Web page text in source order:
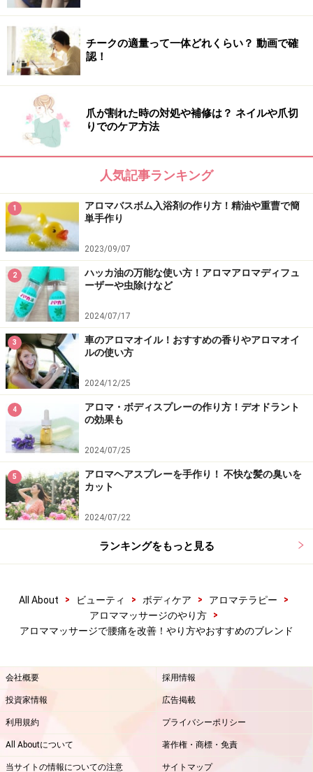
4指を使い、円を描くようにしっかりとマッサージしま
す。
3．
背骨の両側をマッサージする
4指で背骨の両側をマッサージします。
背骨の両側には姿勢を維持する筋肉があるので、しっか
4．
腸骨陵を押す
母子で押すように、腸骨陵（お尻の骨の上）をマッサー
ジします。
5．
お尻の筋肉をほぐす
4指で押すように、まんべんなくお尻の筋肉をほぐしま
す。
6．
手でリズミカルに太ももからお尻を叩くようにします。
7．
オイルを背中全体に伸ばす
最後に掌で、最初と同じように背中全体をマッサージし
チークの適量って一体どれくらい？ 動画で確
認！
爪が割れた時の対処や補修は？ ネイルや爪切
りでのケア方法
人気記事ランキング
1
アロマバスボム入浴剤の作り方！精油や重曹で簡
単手作り
2023/09/07
2
ハッカ油の万能な使い方！アロマアロマディフュ
ーザーや虫除けなど
2024/07/17
3
車のアロマオイル！おすすめの香りやアロマオイ
ルの使い方
2024/12/25
4
アロマ・ボディスプレーの作り方！デオドラント
の効果も
2024/07/25
5
アロマヘアスプレーを手作り！ 不快な髪の臭いを
カット
2024/07/22
ランキングをもっと見る
All About > ビューティ > ボディケア > アロマテラピー
>
アロママッサージのやり方
>
アロママッサージで腰痛を改善！やり方やおすすめのブレンド
会社概要 採用情報
投資家情報 広告掲載
利用規約 プライバシーポリシー
All Aboutについて 著作権・商標・免責
当サイトの情報についての注意 サイトマップ